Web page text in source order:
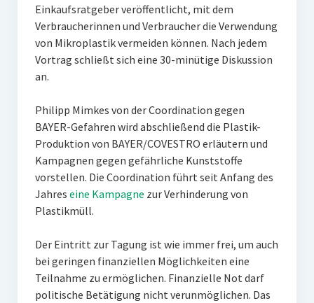
Einkaufsratgeber veröffentlicht, mit dem
Verbraucherinnen und Verbraucher die Verwendung
von Mikroplastik vermeiden können. Nach jedem
Vortrag schließt sich eine 30-minütige Diskussion
an.
Philipp Mimkes von der Coordination gegen
BAYER-Gefahren wird abschließend die Plastik-
Produktion von BAYER/COVESTRO erläutern und
Kampagnen gegen gefährliche Kunststoffe
vorstellen. Die Coordination führt seit Anfang des
Jahres eine Kampagne zur Verhinderung von
Plastikmüll.
Der Eintritt zur Tagung ist wie immer frei, um auch
bei geringen finanziellen Möglichkeiten eine
Teilnahme zu ermöglichen. Finanzielle Not darf
politische Betätigung nicht verunmöglichen. Das